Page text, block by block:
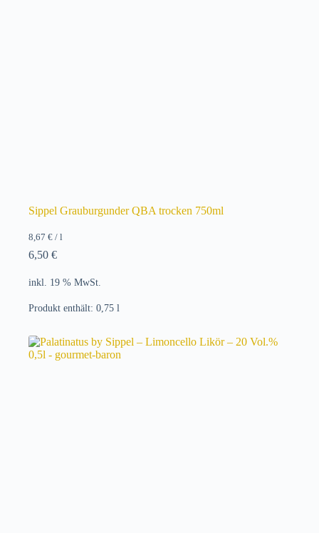
Sippel Grauburgunder QBA trocken 750ml
8,67 € / l
6,50 €
inkl. 19 % MwSt.
Produkt enthält: 0,75 l